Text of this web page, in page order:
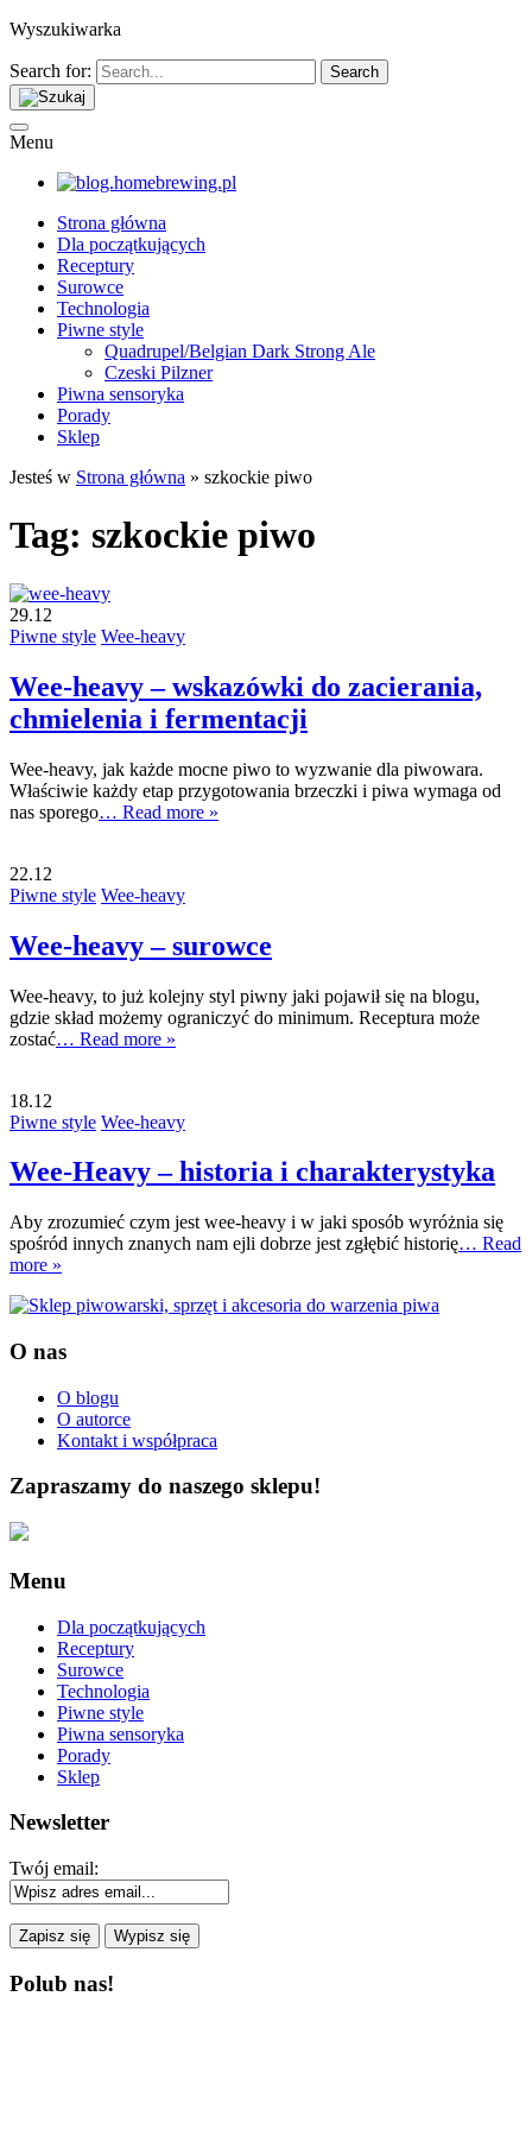
Wyszukiwarka
Search for:
Menu
Strona główna
Dla początkujących
Receptury
Surowce
Technologia
Piwne style
Quadrupel/Belgian Dark Strong Ale
Czeski Pilzner
Piwna sensoryka
Porady
Sklep
Jesteś w Strona główna » szkockie piwo
Tag: szkockie piwo
29.12
Piwne style Wee-heavy
Wee-heavy – wskazówki do zacierania,
chmielenia i fermentacji
Wee-heavy, jak każde mocne piwo to wyzwanie dla piwowara.
Właściwie każdy etap przygotowania brzeczki i piwa wymaga od
nas sporego… Read more »
22.12
Piwne style Wee-heavy
Wee-heavy – surowce
Wee-heavy, to już kolejny styl piwny jaki pojawił się na blogu,
gdzie skład możemy ograniczyć do minimum. Receptura może
zostać… Read more »
18.12
Piwne style Wee-heavy
Wee-Heavy – historia i charakterystyka
Aby zrozumieć czym jest wee-heavy i w jaki sposób wyróżnia się
spośród innych znanych nam ejli dobrze jest zgłębić historię… Read
more »
O nas
O blogu
O autorce
Kontakt i współpraca
Zapraszamy do naszego sklepu!
Menu
Dla początkujących
Receptury
Surowce
Technologia
Piwne style
Piwna sensoryka
Porady
Sklep
Newsletter
Twój email:
Polub nas!